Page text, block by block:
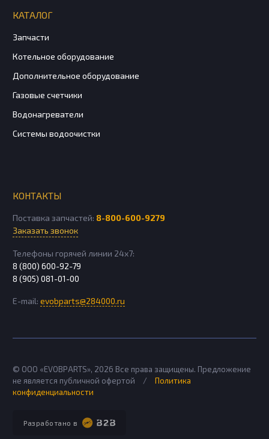
КАТАЛОГ
Запчасти
Котельное оборудование
Дополнительное оборудование
Газовые счетчики
Водонагреватели
Системы водоочистки
КОНТАКТЫ
Поставка запчастей: 8-800-600-9279
Заказать звонок
Телефоны горячей линии 24х7:
8 (800) 600-92-79
8 (905) 081-01-00
E-mail: evobparts@284000.ru
Разработано в
© ООО «EVOBPARTS», 2026 Все права защищены. Предложение
не является публичной офертой
/
Политика
конфиденциальности